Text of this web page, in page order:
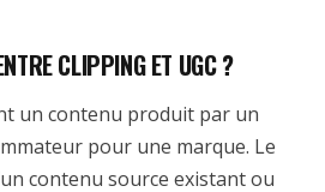
CLIPPING ET UGC ?
un contenu produit par un
pour une marque. Le
contenu source existant ou